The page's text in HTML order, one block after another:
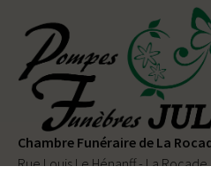
Chambre Funéraire de La
Rue Louis Le Hénanff - La Rocade